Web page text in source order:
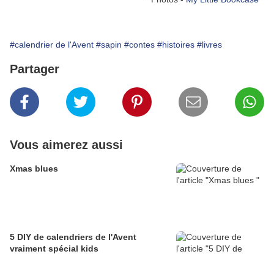
#calendrier de l'Avent #sapin #contes #histoires #livres
Partager
Vous aimerez aussi
Xmas blues
5 DIY de calendriers de l'Avent
vraiment spécial kids